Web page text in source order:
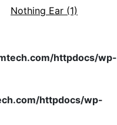
Nothing Ear (1)
httpdocs/wp-
httpdocs/wp-